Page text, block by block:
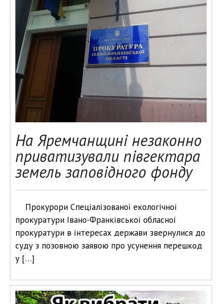
На Яремчанщині незаконно
приватизували півгектара
земель заповідного фонду
Прокурори Спеціалізованої екологічної
прокуратури Івано-Франківської обласної
прокуратури в інтересах держави звернулися до
суду з позовною заявою про усунення перешкод
у […]